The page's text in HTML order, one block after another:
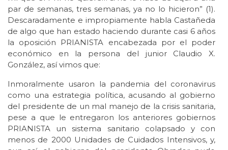
par de semanas, tres semanas, ya no lo hicieron” (1).
Descaradamente e impropiamente habla Castañeda
de algo que han estado haciendo durante casi 6 años
la oposición PRIANISTA encabezada por el poder
económico en la persona del junior Claudio X.
González, así vimos que:
Inmoralmente usaron la pandemia del coronavirus
como una estrategia política, acusando al gobierno
del presidente de un mal manejo de la crisis sanitaria,
pese a que le entregaron los anteriores gobiernos
PRIANISTA un sistema sanitario colapsado y con
menos de 2000 Unidades de Cuidados Intensivos, y,